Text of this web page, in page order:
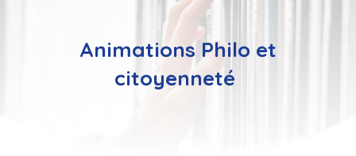
Animations Philo et
citoyenneté